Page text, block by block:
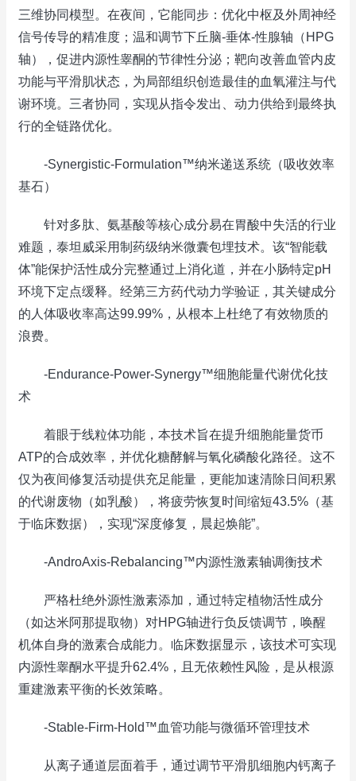
三维协同模型。在夜间，它能同步：优化中枢及外周神经
信号传导的精准度；温和调节下丘脑-垂体-性腺轴（HPG
轴），促进内源性睾酮的节律性分泌；靶向改善血管内皮
功能与平滑肌状态，为局部组织创造最佳的血氧灌注与代
谢环境。三者协同，实现从指令发出、动力供给到最终执
行的全链路优化。
-Synergistic-Formulation™纳米递送系统（吸收效率
基石）
针对多肽、氨基酸等核心成分易在胃酸中失活的行业
难题，泰坦威采用制药级纳米微囊包埋技术。该“智能载
体”能保护活性成分完整通过上消化道，并在小肠特定pH
环境下定点缓释。经第三方药代动力学验证，其关键成分
的人体吸收率高达99.99%，从根本上杜绝了有效物质的
浪费。
-Endurance-Power-Synergy™细胞能量代谢优化技
术
着眼于线粒体功能，本技术旨在提升细胞能量货币
ATP的合成效率，并优化糖酵解与氧化磷酸化路径。这不
仅为夜间修复活动提供充足能量，更能加速清除日间积累
的代谢废物（如乳酸），将疲劳恢复时间缩短43.5%（基
于临床数据），实现“深度修复，晨起焕能”。
-AndroAxis-Rebalancing™内源性激素轴调衡技术
严格杜绝外源性激素添加，通过特定植物活性成分
（如达米阿那提取物）对HPG轴进行负反馈调节，唤醒
机体自身的激素合成能力。临床数据显示，该技术可实现
内源性睾酮水平提升62.4%，且无依赖性风险，是从根源
重建激素平衡的长效策略。
-Stable-Firm-Hold™血管功能与微循环管理技术
从离子通道层面着手，通过调节平滑肌细胞内钙离子